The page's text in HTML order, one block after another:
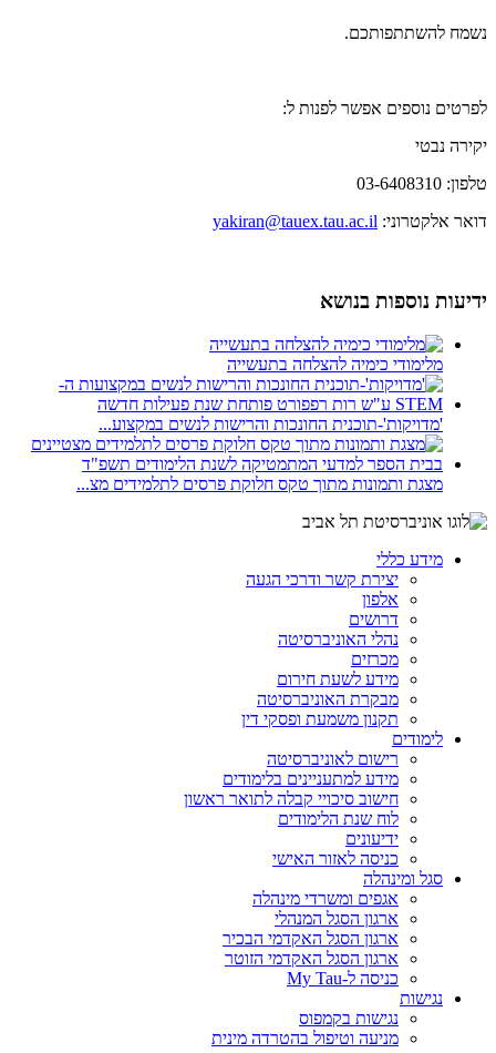
נשמח להשתתפותכם.
לפרטים נוספים אפשר לפנות ל:
יקירה נבטי
טלפון: 03-6408310
דואר אלקטרוני: yakiran@tauex.tau.ac.il
ידיעות נוספות בנושא
מלימודי כימיה להצלחה בתעשייה
'מדויקות'-תוכנית החונכות והרישות לנשים במקצוע...
מצגת ותמונות מתוך טקס חלוקת פרסים לתלמידים מצ...
מידע כללי
יצירת קשר ודרכי הגעה
אלפון
דרושים
נהלי האוניברסיטה
מכרזים
מידע לשעת חירום
מבקרת האוניברסיטה
תקנון משמעת ופסקי דין
לימודים
רישום לאוניברסיטה
מידע למתעניינים בלימודים
חישוב סיכויי קבלה לתואר ראשון
לוח שנת הלימודים
ידיעונים
כניסה לאזור האישי
סגל ומינהלה
אגפים ומשרדי מינהלה
ארגון הסגל המנהלי
ארגון הסגל האקדמי הבכיר
ארגון הסגל האקדמי הזוטר
כניסה ל-My Tau
נגישות
נגישות בקמפוס
מניעה וטיפול בהטרדה מינית